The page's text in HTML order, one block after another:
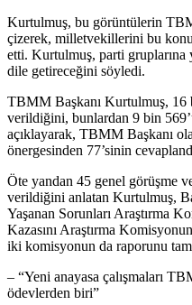
Kurtulmuş, bu görüntülerin
çizerek, milletvekillerini bu
etti. Kurtulmuş, parti gruplarına
dile getireceğini söyledi.
TBMM Başkanı Kurtulmuş, 16
verildiğini, bunlardan 9 bin
açıklayarak, TBMM Başkanı
önergesinden 77’sinin
Öte yandan 45 genel görüşme
verildiğini anlatan Kurtulmuş,
Yaşanan Sorunları Araştırma
Kazasını Araştırma
iki komisyonun da raporunu
– “Yeni anayasa çalışmaları
ödevlerden biri”